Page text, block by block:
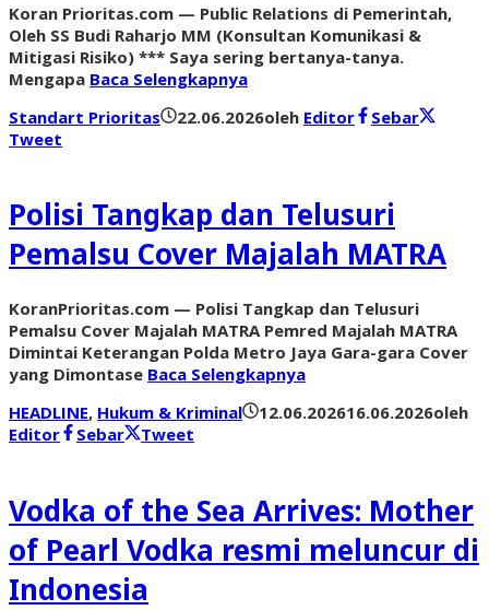
Koran Prioritas.com — Public Relations di Pemerintah,
Oleh SS Budi Raharjo MM (Konsultan Komunikasi &
Mitigasi Risiko) *** Saya sering bertanya-tanya.
Mengapa Baca Selengkapnya
Standart Prioritas
22.06.2026oleh Editor
Sebar
Tweet
Polisi Tangkap dan Telusuri
Pemalsu Cover Majalah MATRA
KoranPrioritas.com — Polisi Tangkap dan Telusuri
Pemalsu Cover Majalah MATRA Pemred Majalah MATRA
Dimintai Keterangan Polda Metro Jaya Gara-gara Cover
yang Dimontase Baca Selengkapnya
HEADLINE, Hukum & Kriminal 12.06.202616.06.2026oleh
Editor
Sebar Tweet
Vodka of the Sea Arrives: Mother
of Pearl Vodka resmi meluncur di
Indonesia